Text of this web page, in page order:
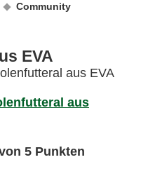
Community
EVA
aus
5 Punkten